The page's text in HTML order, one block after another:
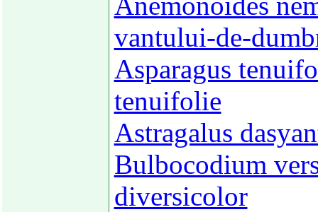
vantului-de-
Asparagus
tenuifolie
Astragalus
Bulbocodium
diversicolor